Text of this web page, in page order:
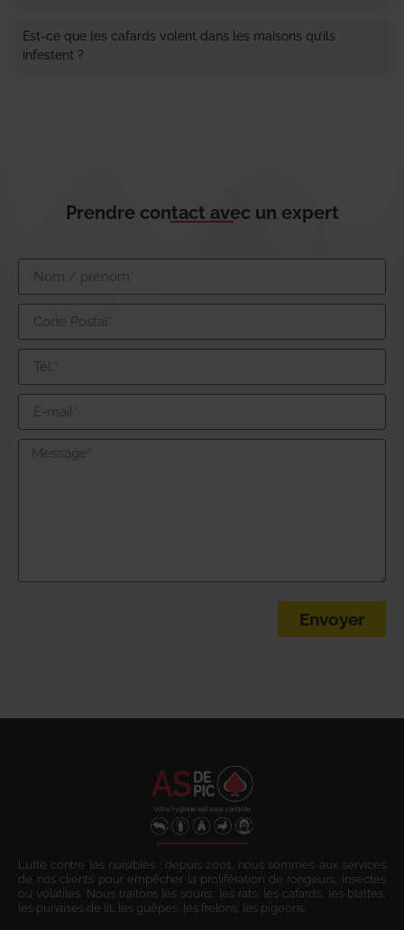
Est-ce que les cafards volent dans les maisons qu’ils
infestent ?
Prendre contact avec un expert
Envoyer
Lutte contre les nuisibles : depuis 2001, nous sommes aux services
de nos clients pour empêcher la prolifération de rongeurs, insectes
ou volatiles. Nous traitons les souris, les rats, les cafards, les blattes,
les punaises de lit, les guêpes, les frelons, les pigeons.